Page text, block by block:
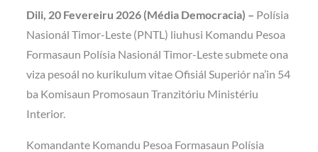
Dili, 20 Fevereiru 2026 (Média Democracia) – Polísia
Nasionál Timor-Leste (PNTL) liuhusi Komandu Pesoa
Formasaun Polísia Nasionál Timor-Leste submete ona
viza pesoál no kurikulum vitae Ofisiál Superiór na’in 54
ba Komisaun Promosaun Tranzitóriu Ministériu
Interior.
Komandante Komandu Pesoa Formasaun Polísia